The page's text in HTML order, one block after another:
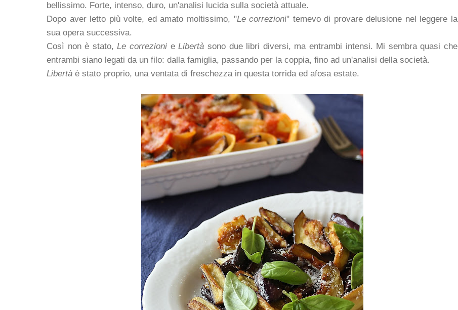
bellissimo. Forte, intenso, duro, un'analisi lucida sulla società attuale.
Dopo aver letto più volte, ed amato moltissimo, "Le correzioni" temevo di provare delusione nel leggere la
sua opera successiva.
Così non è stato,Le correzioni eLibertà sono due libri diversi, ma entrambi intensi. Mi sembra quasi che
entrambi siano legati da un filo: dalla famiglia, passando per la coppia, fino ad un'analisi della società.
Libertà è stato proprio, una ventata di freschezza in questa torrida ed afosa estate.